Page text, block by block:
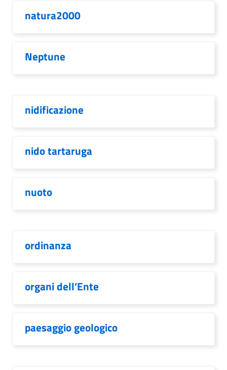
natura2000
Neptune
nidificazione
nido tartaruga
nuoto
ordinanza
organi dell’Ente
paesaggio geologico